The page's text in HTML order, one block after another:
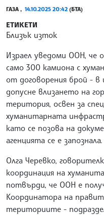
ГАЗА , 14.10.2025 20:42 (БТА)
ЕТИКЕТИ
Близък изток
Израел уведоми ООН, че
само 300 камиона с
от договорения брой - в
допусне влизането на
територия, освен за
хуманитарната
като се позова на
агенцията се е запознала.
Олга Черевко,
координация на
потвърди, че ООН е
Координатора на
териториите -